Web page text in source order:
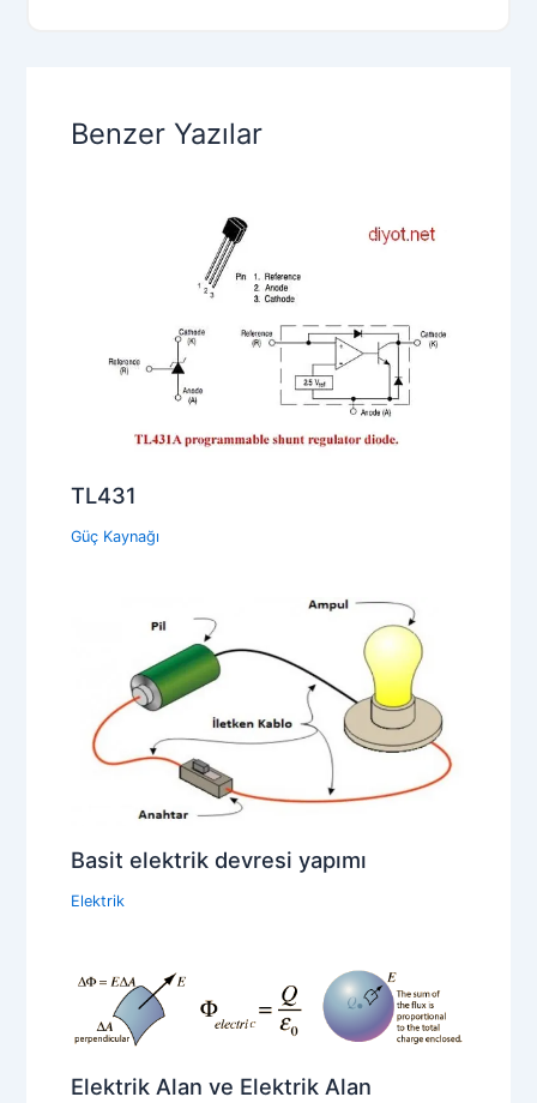
Benzer Yazılar
TL431
Güç Kaynağı
Basit elektrik devresi yapımı
Elektrik
Elektrik Alan ve Elektrik Alan